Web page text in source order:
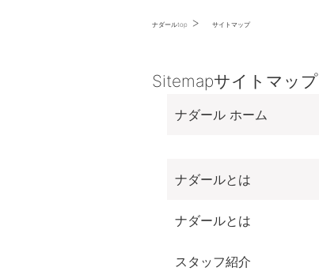
ナダールtop > サイトマップ
Sitemapサイトマップ
ナダール ホーム
ナダールとは
ナダールとは
スタッフ紹介